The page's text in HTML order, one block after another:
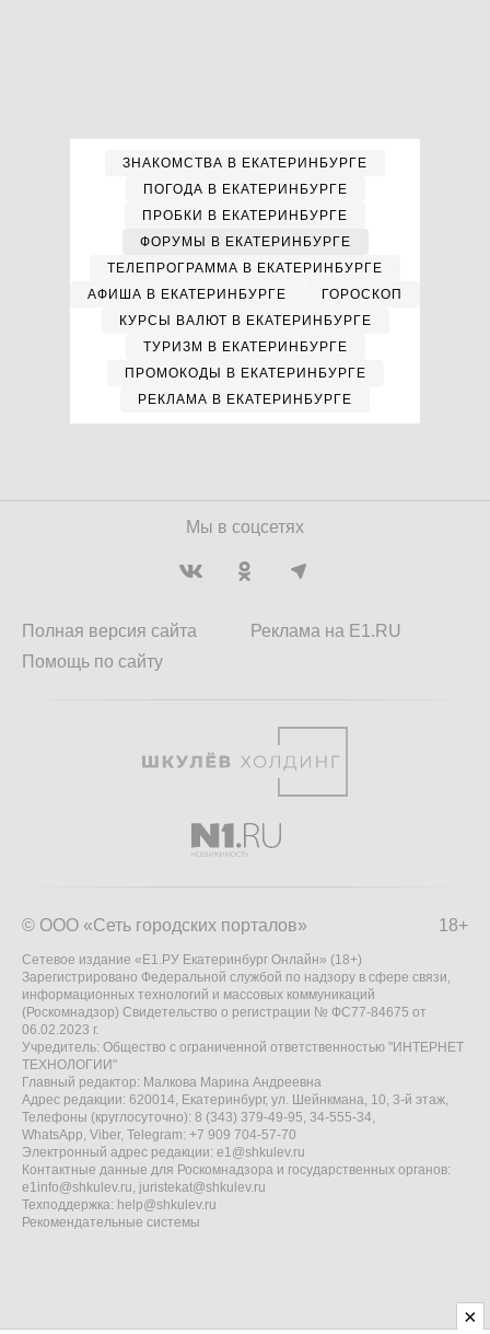
ЗНАКОМСТВА В ЕКАТЕРИНБУРГЕ
ПОГОДА В ЕКАТЕРИНБУРГЕ
ПРОБКИ В ЕКАТЕРИНБУРГЕ
ФОРУМЫ В ЕКАТЕРИНБУРГЕ
ТЕЛЕПРОГРАММА В ЕКАТЕРИНБУРГЕ
АФИША В ЕКАТЕРИНБУРГЕ
ГОРОСКОП
КУРСЫ ВАЛЮТ В ЕКАТЕРИНБУРГЕ
ТУРИЗМ В ЕКАТЕРИНБУРГЕ
ПРОМОКОДЫ В ЕКАТЕРИНБУРГЕ
РЕКЛАМА В ЕКАТЕРИНБУРГЕ
Мы в соцсетях
Полная версия сайта
Помощь по сайту
Реклама на E1.RU
18+
© ООО «Сеть городских порталов»
Сетевое издание «Е1.РУ Екатеринбург Онлайн» (18+)
Зарегистрировано Федеральной службой по надзору в сфере связи,
информационных технологий и массовых коммуникаций
(Роскомнадзор) Свидетельство о регистрации № ФС77-84675 от
06.02.2023 г.
Учредитель: Общество с ограниченной ответственностью "ИНТЕРНЕТ
ТЕХНОЛОГИИ"
Главный редактор: Малкова Марина Андреевна
Адрес редакции: 620014, Екатеринбург, ул. Шейнкмана, 10, 3-й этаж,
Телефоны (круглосуточно): 8 (343) 379-49-95, 34-555-34,
WhatsApp, Viber, Telegram: +7 909 704-57-70
Электронный адрес редакции: e1@shkulev.ru
Контактные данные для Роскомнадзора и государственных органов:
e1info@shkulev.ru, juristekat@shkulev.ru
Техподдержка: help@shkulev.ru
Рекомендательные системы